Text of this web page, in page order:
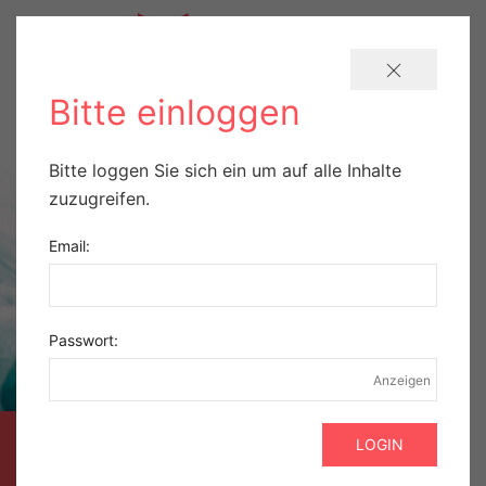
AUSZUG AUS DER
Bitte einloggen
Bitte loggen Sie sich ein um auf alle Inhalte
zuzugreifen.
Email:
Passwort:
Anzeigen